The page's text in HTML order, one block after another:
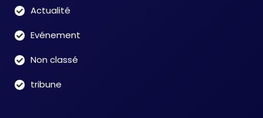
Actualité
Evénement
Non classé
tribune